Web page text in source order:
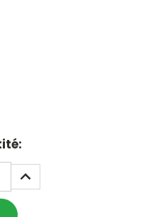
INCREASE
QUANTITY: